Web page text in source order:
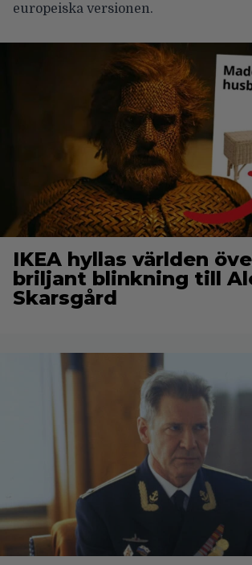
europeiska versionen.
IKEA hyllas världen
briljant blinkning till
Skarsgård